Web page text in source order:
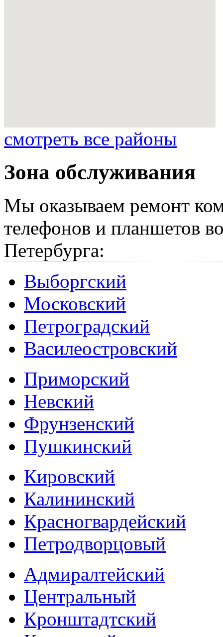
смотреть все районы
Зона обслуживания
Мы оказываем ремонт
телефонов и планшетов
Петербурга:
Выборгский
Московский
Петроградский
Василеостровский
Приморский
Невский
Фрунзенский
Пушкинский
Кировский
Калининский
Красногвардейский
Петродворцовый
Адмиралтейский
Центральный
Кронштадтский